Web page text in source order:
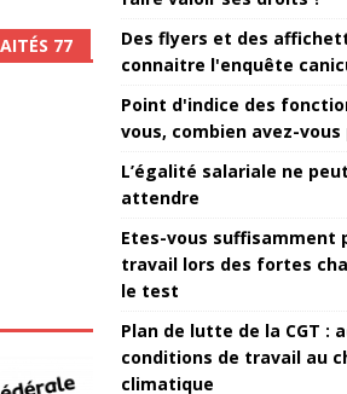
77
Des flyers et des
connaitre l'enquête
Point d'indice des
vous, combien avez-vous
L’égalité salariale ne
attendre
Etes-vous suffisamment
travail lors des fortes
le test
Plan de lutte de la CGT :
conditions de travail au
climatique